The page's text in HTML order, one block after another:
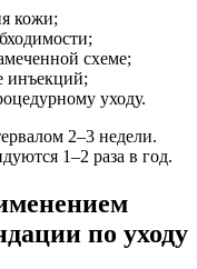
кожи;
схеме;
инъекций;
уходу.
2–3 недели.
1–2 раза в год.
по уходу